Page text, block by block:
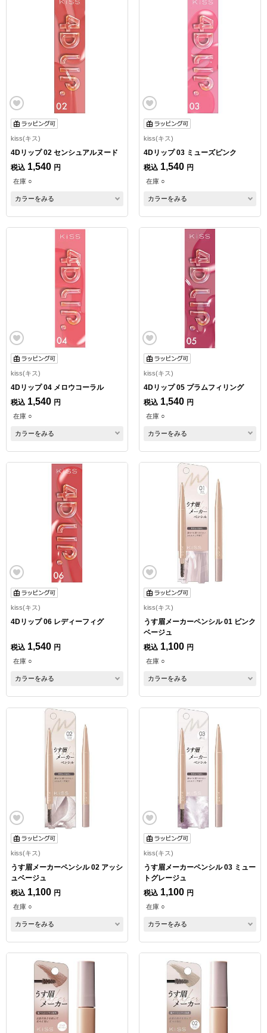
kiss(キス)
4Dリップ 02 センシュアルヌード
税込 1,540 円
在庫 ○
カラーをみる
kiss(キス)
4Dリップ 03 ミューズピンク
税込 1,540 円
在庫 ○
カラーをみる
kiss(キス)
4Dリップ 04 メロウコーラル
税込 1,540 円
在庫 ○
カラーをみる
kiss(キス)
4Dリップ 05 プラムフィリング
税込 1,540 円
在庫 ○
カラーをみる
kiss(キス)
4Dリップ 06 レディーフィグ
税込 1,540 円
在庫 ○
カラーをみる
kiss(キス)
うす眉メーカーペンシル 01 ピンク
ベージュ
税込 1,100 円
在庫 ○
カラーをみる
kiss(キス)
うす眉メーカーペンシル 02 アッシ
ュベージュ
税込 1,100 円
在庫 ○
カラーをみる
kiss(キス)
うす眉メーカーペンシル 03 ミュー
トグレージュ
税込 1,100 円
在庫 ○
カラーをみる